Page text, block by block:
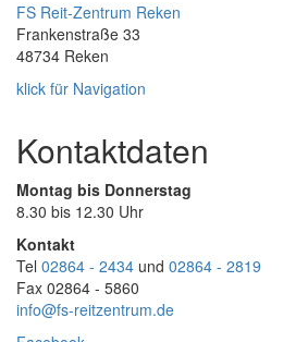
FS Reit-Zentrum Reken
Frankenstraße 33
48734 Reken
klick für Navigation
Kontaktdaten
Montag bis Donnerstag
8.30 bis 12.30 Uhr
Kontakt
Tel 02864 - 2434 und 02864 - 2819
Fax 02864 - 5860
info@fs-reitzentrum.de